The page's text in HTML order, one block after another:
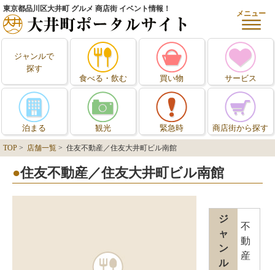
東京都品川区大井町 グルメ 商店街 イベント情報！
メニュー
ジャンルで
探す
食べる・飲む
買い物 サービス
泊まる 観光 緊急時 商店街から探す
TOP > 店舗一覧 > 住友不動産／住友大井町ビル南館
住友不動産／住友大井町ビル南館
ジ
ャ
ン
ル
不
動
産